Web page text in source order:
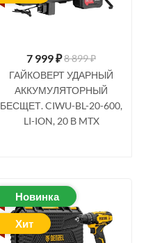
7 999₽8 899 ₽
ГАЙКОВЕРТ УДАРНЫЙ
АККУМУЛЯТОРНЫЙ
БЕСЩЕТ. CIWU-BL-20-600,
LI-ION, 20 В MTX
Новинка
Хит